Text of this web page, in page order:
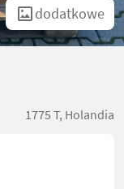
dodatkowe
1775 T, Holandia